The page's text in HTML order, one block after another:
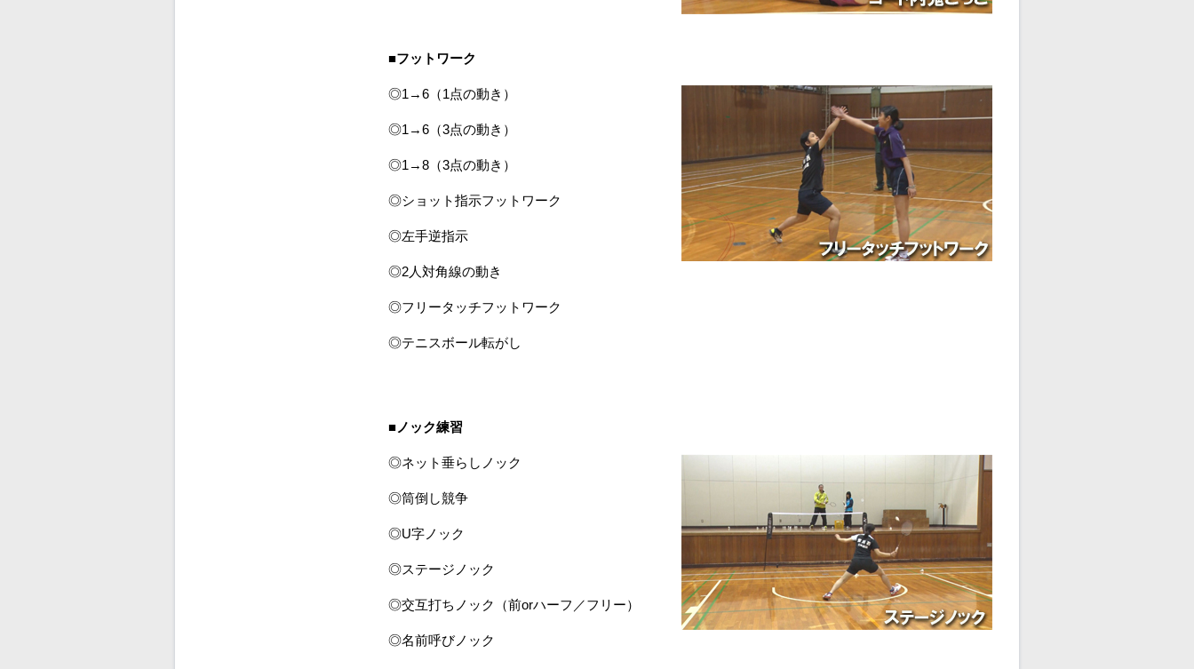
■フットワーク
◎1→6（1点の動き）
◎1→6（3点の動き）
◎1→8（3点の動き）
◎ショット指示フットワーク
◎左手逆指示
◎2人対角線の動き
◎フリータッチフットワーク
◎テニスボール転がし
■ノック練習
◎ネット垂らしノック
◎筒倒し競争
◎U字ノック
◎ステージノック
◎交互打ちノック（前orハーフ／フリー）
◎名前呼びノック